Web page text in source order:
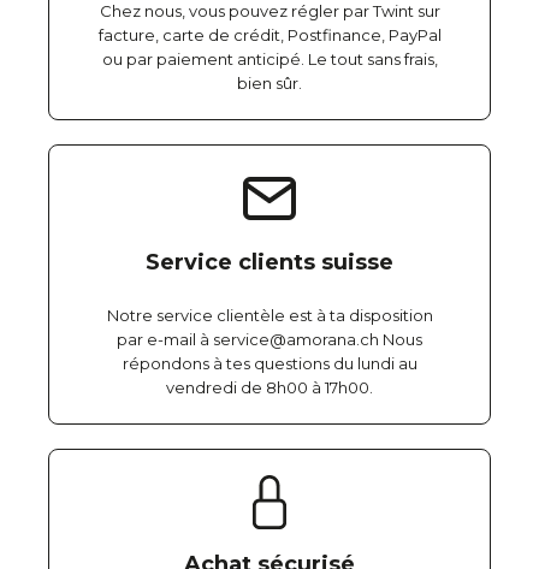
Chez nous, vous pouvez régler par Twint sur
facture, carte de crédit, Postfinance, PayPal
ou par paiement anticipé. Le tout sans frais,
bien sûr.
Service clients suisse
Notre service clientèle est à ta disposition
par e-mail à service@amorana.ch Nous
répondons à tes questions du lundi au
vendredi de 8h00 à 17h00.